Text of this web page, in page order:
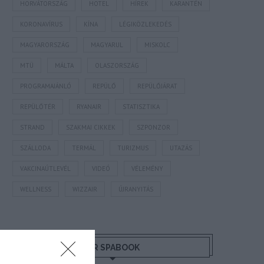
HORVÁTORSZÁG HOTEL HÍREK KARANTÉN
KORONAVÍRUS KÍNA LÉGIKÖZLEKEDÉS
MAGYARORSZÁG MAGYARUL MISKOLC
MTÜ MÁLTA OLASZORSZÁG
PROGRAMAJÁNLÓ REPÜLŐ REPÜLŐJÁRAT
REPÜLŐTÉR RYANAIR STATISZTIKA
STRAND SZAKMAI CIKKEK SZPONZOR
SZÁLLODA TERMÁL TURIZMUS UTAZÁS
VAKCINAÚTLEVÉL VIDEÓ VÉLEMÉNY
WELLNESS WIZZAIR ÚJRANYITÁS
MR SPABOOK